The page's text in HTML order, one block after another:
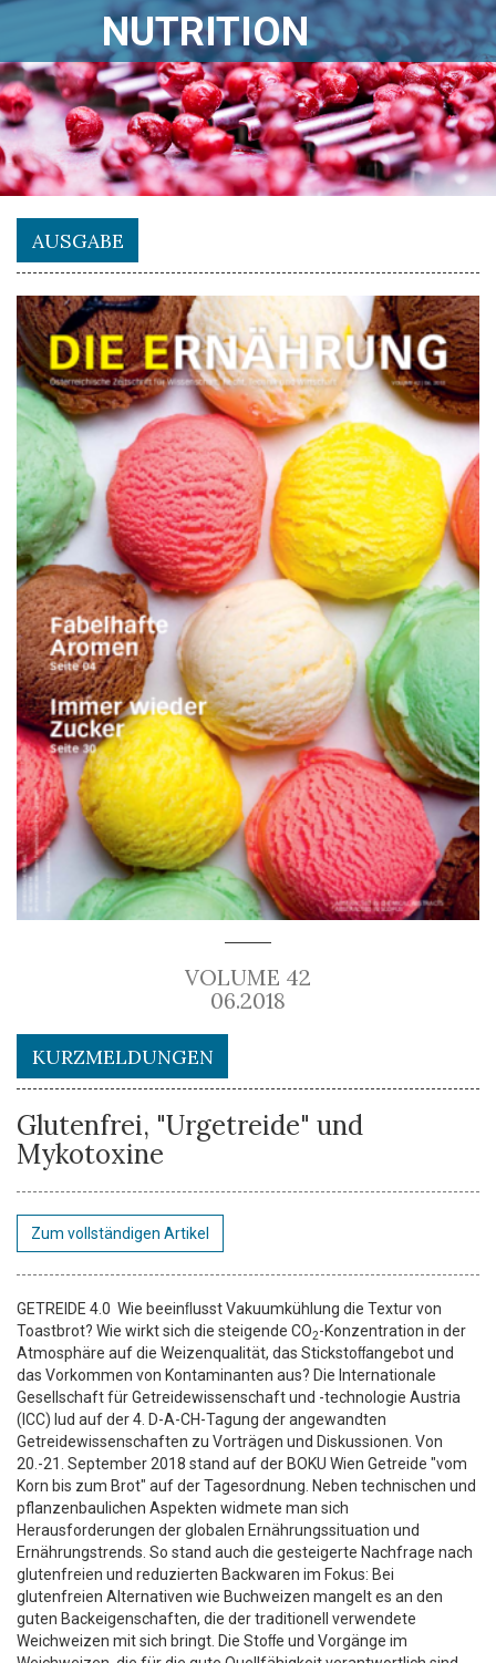
NUTRITION
AUSGABE
VOLUME 42
06.2018
KURZMELDUNGEN
Glutenfrei, "Urgetreide" und
Mykotoxine
Zum vollständigen Artikel
GETREIDE 4.0 Wie beeinﬂusst Vakuumkühlung die Textur von
Toastbrot? Wie wirkt sich die steigende CO2-­Konzentration in der
Atmosphäre auf die Weizenqualität, das Stickstoﬀangebot und
das Vorkommen von Kontaminanten aus? Die Internationale
Gesellschaft für Getreidewissenschaft und ­-technologie Austria
(ICC) lud auf der 4. D-­A­-CH-­Tagung der angewandten
Getreidewissenschaften zu Vorträgen und Diskussionen. Von
20.­-21. September 2018 stand auf der BOKU Wien Getreide "vom
Korn bis zum Brot" auf der Tagesordnung. Neben technischen und
pflanzenbaulichen Aspekten widmete man sich
Herausforderungen der globalen Ernährungssituation und
Ernährungstrends. So stand auch die gesteigerte Nachfrage nach
glutenfreien und ­reduzierten Backwaren im Fokus: Bei
glutenfreien Alternativen wie Buchweizen mangelt es an den
guten Backeigenschaften, die der traditionell verwendete
Weichweizen mit sich bringt. Die Stoﬀe und Vorgänge im